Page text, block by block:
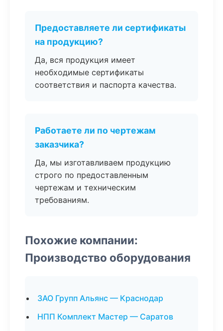
Предоставляете ли сертификаты
на продукцию?
Да, вся продукция имеет
необходимые сертификаты
соответствия и паспорта качества.
Работаете ли по чертежам
заказчика?
Да, мы изготавливаем продукцию
строго по предоставленным
чертежам и техническим
требованиям.
Похожие компании:
Производство оборудования
ЗАО Групп Альянс — Краснодар
НПП Комплект Мастер — Саратов